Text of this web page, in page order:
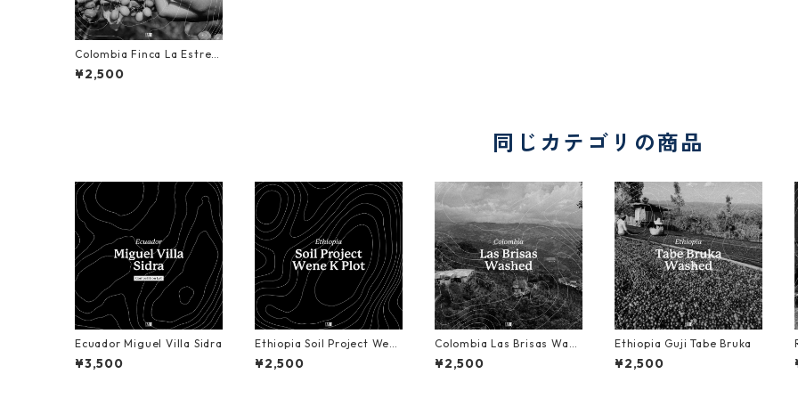
Colombia Finca La Estrell
a Geisha
¥2,500
同じカテゴリの商品
Ecuador Miguel Villa Sidra
¥3,500
Ethiopia Soil Project Wen
e "K Plot" Natural
¥2,500
Colombia Las Brisas Wash
ed
¥2,500
Ethiopia Guji Tabe Bruka
¥2,500